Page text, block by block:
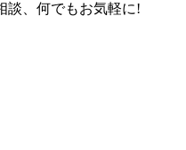
談、何でもお気軽に!